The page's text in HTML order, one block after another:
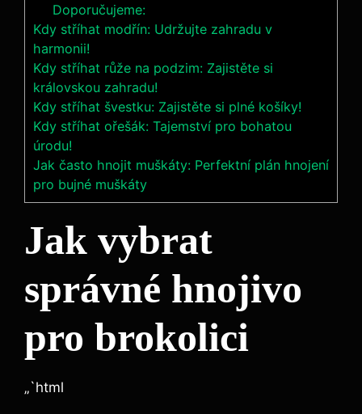
Doporučujeme:
Kdy stříhat modřín: Udržujte zahradu v
harmonii!
Kdy stříhat růže na podzim: Zajistěte si
královskou zahradu!
Kdy stříhat švestku: Zajistěte si plné košíky!
Kdy stříhat ořešák: Tajemství pro bohatou
úrodu!
Jak často hnojit muškáty: Perfektní plán hnojení
pro bujné muškáty
Jak ‍vybrat⁤
správné ​hnojivo
pro brokolici
„`html